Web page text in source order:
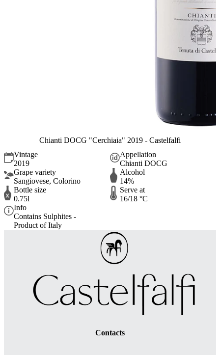
Chianti DOCG "Cerchiaia" 2019 - Castelfalfi
Vintage
2019
Appellation
Chianti DOCG
Grape variety
Sangiovese, Colorino
Alcohol
14%
Bottle size
0.75l
Serve at
16/18 °C
Info
Contains Sulphites -
Product of Italy
Contacts